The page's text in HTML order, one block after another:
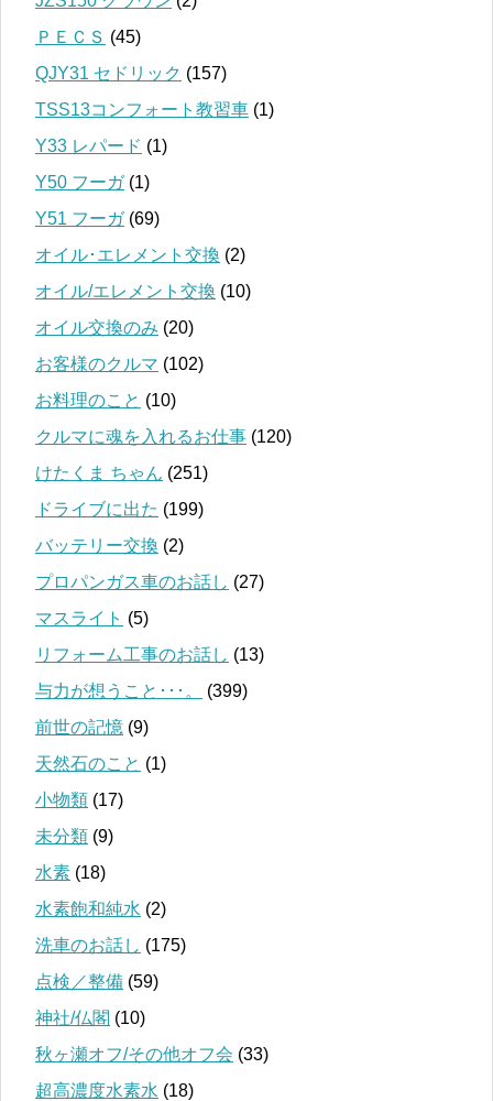
ＰＥＣＳ (45)
QJY31 セドリック (157)
TSS13コンフォート教習車 (1)
Y33 レパード (1)
Y50 フーガ(1)
Y51 フーガ(69)
オイル･エレメント交換 (2)
オイル/エレメント交換 (10)
オイル交換のみ (20)
お客様のクルマ (102)
お料理のこと (10)
クルマに魂を入れるお仕事 (120)
けたくま ちゃん (251)
ドライブに出た (199)
バッテリー交換 (2)
プロパンガス車のお話し (27)
マスライト (5)
リフォーム工事のお話し (13)
与力が想うこと･･･。
(399)
前世の記憶 (9)
天然石のこと (1)
小物類 (17)
未分類 (9)
水素 (18)
水素飽和純水 (2)
洗車のお話し (175)
点検／整備 (59)
神社/仏閣 (10)
秋ヶ瀬オフ/その他オフ会 (33)
超高濃度水素水 (18)